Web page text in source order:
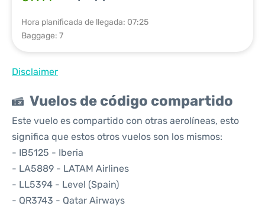
Hora planificada de llegada: 07:25
Baggage: 7
Disclaimer
Vuelos de código compartido
Este vuelo es compartido con otras aerolíneas, esto
significa que estos otros vuelos son los mismos:
- IB5125 - Iberia
- LA5889 - LATAM Airlines
- LL5394 - Level (Spain)
- QR3743 - Qatar Airways